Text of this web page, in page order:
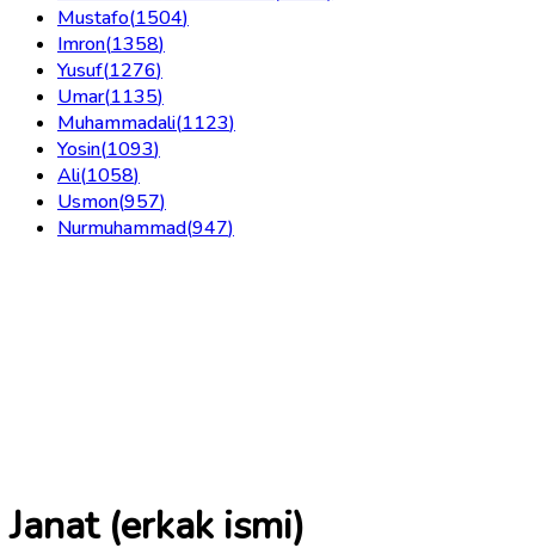
Mustafo(1504)
Imron(1358)
Yusuf(1276)
Umar(1135)
Muhammadali(1123)
Yosin(1093)
Ali(1058)
Usmon(957)
Nurmuhammad(947)
Janat (erkak ismi)